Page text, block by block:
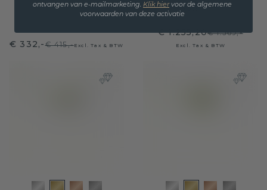
€ 332,-€ 415,-Excl. Tax & BTW
7x5 mm
€ 1.255,20€ 1.569,-
Excl. Tax & BTW
ontvangen van e-mailmarketing. Klik hiervoor de algemene
voorwaarden van deze activatie